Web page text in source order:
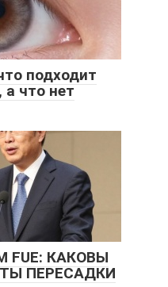
подходит
а что нет
КАКОВЫ
ПЕРЕСАДКИ